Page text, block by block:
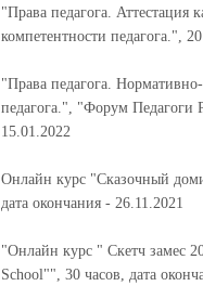
"Права педагога. Аттестация
компетентности педагога.",
"Права педагога.
педагога.", "Форум Педагоги
15.01.2022
Онлайн курс "Сказочный
дата окончания - 26.11.2021
"Онлайн курс " Скетч замес
School"", 30 часов, дата